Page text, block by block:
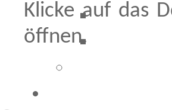
Klicke auf das
öffnen.